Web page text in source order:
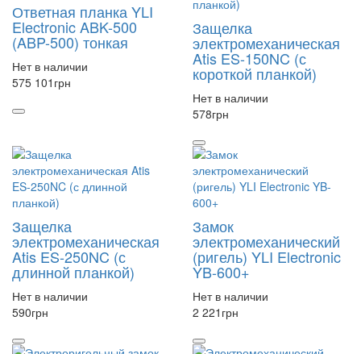
Ответная планка YLI
Electronic ABK-500
(ABP-500) тонкая
Нет в наличии
575 101 грн
Защелка
электромеханическая
Atis ES-150NC (с
короткой планкой)
Нет в наличии
578грн
Защелка
электромеханическая
Atis ES-250NC (с
длинной планкой)
Нет в наличии
590грн
Замок
электромеханический
(ригель) YLI Electronic
YB-600+
Нет в наличии
2 221 грн